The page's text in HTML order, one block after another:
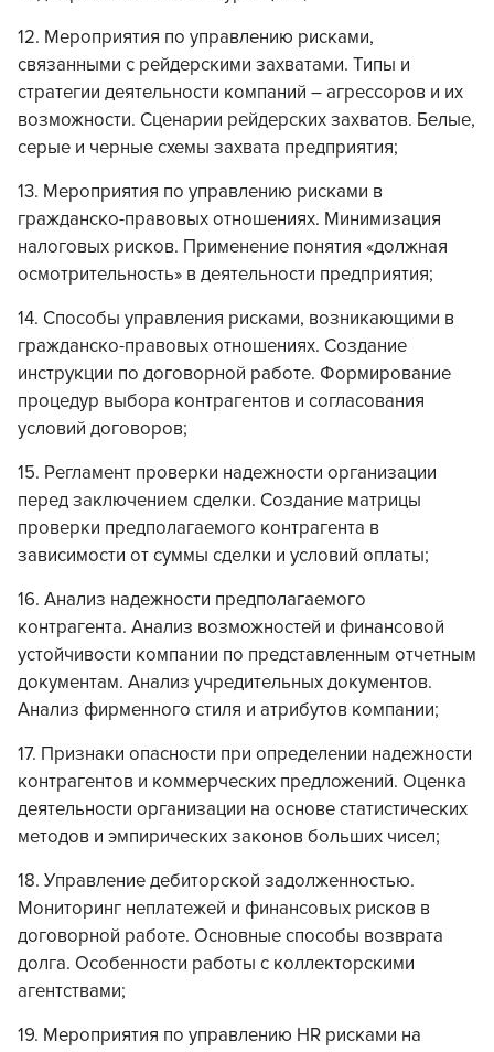
12. Мероприятия по управлению рисками,
связанными с рейдерскими захватами. Типы и
стратегии деятельности компаний – агрессоров и их
возможности. Сценарии рейдерских захватов. Белые,
серые и черные схемы захвата предприятия;
13. Мероприятия по управлению рисками в
гражданско-правовых отношениях. Минимизация
налоговых рисков. Применение понятия «должная
осмотрительность» в деятельности предприятия;
14. Способы управления рисками, возникающими в
гражданско-правовых отношениях. Создание
инструкции по договорной работе. Формирование
процедур выбора контрагентов и согласования
условий договоров;
15. Регламент проверки надежности организации
перед заключением сделки. Создание матрицы
проверки предполагаемого контрагента в
зависимости от суммы сделки и условий оплаты;
16. Анализ надежности предполагаемого
контрагента. Анализ возможностей и финансовой
устойчивости компании по представленным отчетным
документам. Анализ учредительных документов.
Анализ фирменного стиля и атрибутов компании;
17. Признаки опасности при определении надежности
контрагентов и коммерческих предложений. Оценка
деятельности организации на основе статистических
методов и эмпирических законов больших чисел;
18. Управление дебиторской задолженностью.
Мониторинг неплатежей и финансовых рисков в
договорной работе. Основные способы возврата
долга. Особенности работы с коллекторскими
агентствами;
19. Мероприятия по управлению HR рисками на